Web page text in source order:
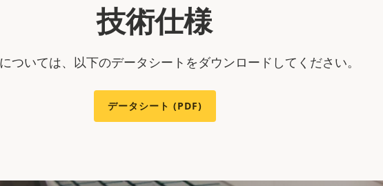
技術仕様
ついては、以下のデータシートをダウンロードしてください。
データシート (PDF)